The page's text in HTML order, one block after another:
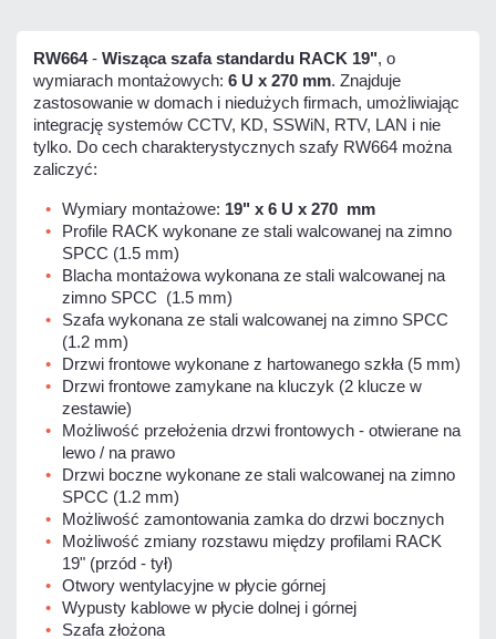
RW664- Wisząca szafa standardu RACK 19", o
wymiarach montażowych: 6 U x 270 mm. Znajduje
zastosowanie w domach i niedużych firmach, umożliwiając
integrację systemów CCTV, KD, SSWiN, RTV, LAN i nie
tylko. Do cech charakterystycznych szafy RW664 można
zaliczyć:
Wymiary montażowe: 19" x 6 U x 270 mm
Profile RACK wykonane ze stali walcowanej na zimno
SPCC (1.5 mm)
Blacha montażowa wykonana ze stali walcowanej na
zimno SPCC (1.5 mm)
Szafa wykonana ze stali walcowanej na zimno SPCC
(1.2 mm)
Drzwi frontowe wykonane z hartowanego szkła (5 mm)
Drzwi frontowe zamykane na kluczyk (2 klucze w
zestawie)
Możliwość przełożenia drzwi frontowych - otwierane na
lewo / na prawo
Drzwi boczne wykonane ze stali walcowanej na zimno
SPCC (1.2 mm)
Możliwość zamontowania zamka do drzwi bocznych
Możliwość zmiany rozstawu między profilami RACK
19" (przód - tył)
Otwory wentylacyjne w płycie górnej
Wypusty kablowe w płycie dolnej i górnej
Szafa złożona